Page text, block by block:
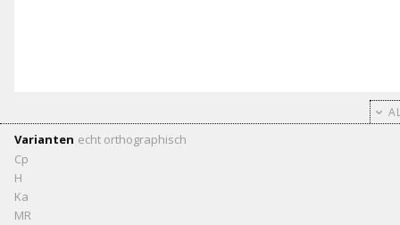
Varianten echt orthographisch
Cp
H
Ka
MR